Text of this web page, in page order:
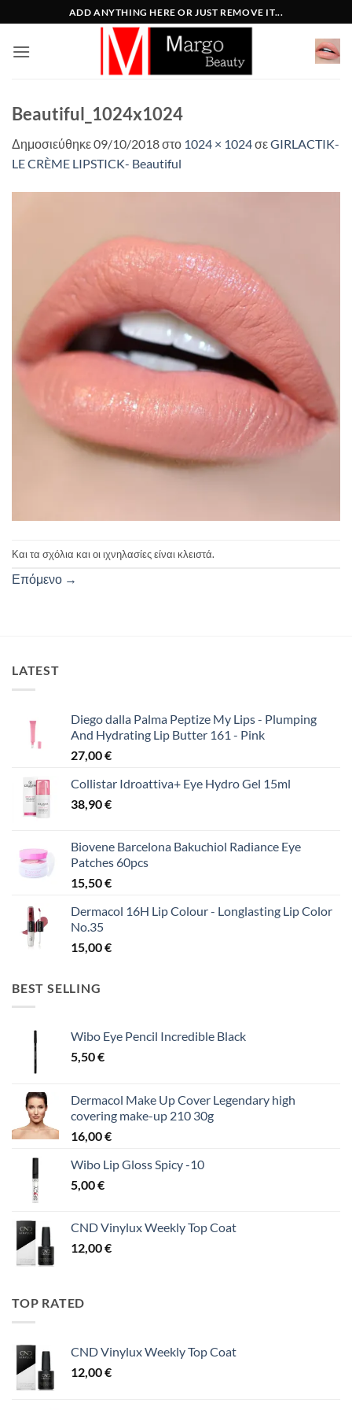
στο
περιεχόμενο
ADD ANYTHING HERE OR JUST REMOVE IT...
Beautiful_1024x1024
Δημοσιεύθηκε09/10/2018στο 1024 × 1024σεGIRLACTIK-
LE CRÈME LIPSTICK- Beautiful
Και τα σχόλια και οι ιχνηλασίες είναι κλειστά.
Επόμενο →
LATEST
Diego dalla Palma Peptize My Lips - Plumping
And Hydrating Lip Butter 161 - Pink
27,00€
Collistar Idroattiva+ Eye Hydro Gel 15ml
38,90€
Biovene Barcelona Bakuchiol Radiance Eye
Patches 60pcs
15,50€
Dermacol 16H Lip Colour - Longlasting Lip Color
No.35
15,00€
BEST SELLING
Wibo Eye Pencil Incredible Black
5,50€
Dermacol Make Up Cover Legendary high
covering make-up 210 30g
16,00€
Wibo Lip Gloss Spicy -10
5,00€
CND Vinylux Weekly Top Coat
12,00€
TOP RATED
CND Vinylux Weekly Top Coat
12,00€